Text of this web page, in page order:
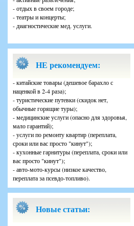
- отдых в своем городе;
- театры и концерты;
- диагностические мед. услуги.
НЕ рекомендуем:
- китайские товары (дешевое барахло с
наценкой в 2-4 раза);
- туристические путевки (скидок нет,
обычные горящие туры);
- медицинские услуги (опасно для здоровья,
мало гарантий);
- услуги по ремонту квартир (переплата,
сроки или вас просто "кинут");
- кухонные гарнитуры (переплата, сроки или
вас просто "кинут");
- авто-мото-курсы (низкое качество,
переплата за псевдо-топливо).
Новые статьи: